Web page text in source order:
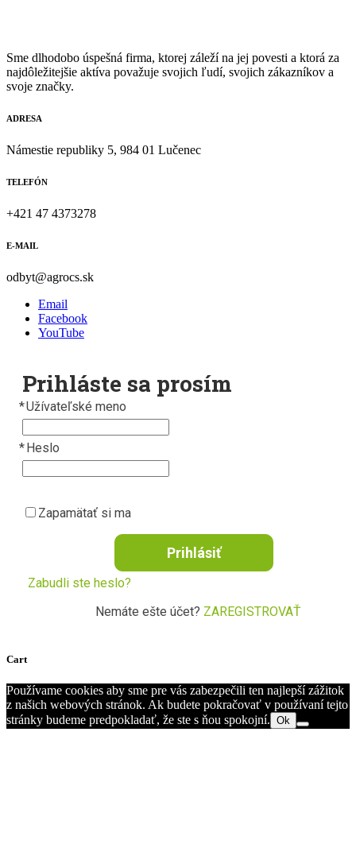
Sme dlhodobo úspešná firma, ktorej záleží na jej povesti a ktorá za
najdôležitejšie aktíva považuje svojich ľudí, svojich zákazníkov a
svoje značky.
ADRESA
Námestie republiky 5, 984 01 Lučenec
TELEFÓN
+421 47 4373278
E-MAIL
odbyt@agrocs.sk
Email
Facebook
YouTube
Prihláste sa prosím
*Užívateľské meno
* Heslo
Zapamätať si ma
Prihlásiť
Zabudli ste heslo?
Nemáte ešte účet? ZAREGISTROVAŤ
Cart
Používame cookies aby sme pre vás zabezpečili ten najlepší zážitok
z našich webových stránok. Ak budete pokračovať v používaní tejto
stránky budeme predpokladať, že ste s ňou spokojní. Ok